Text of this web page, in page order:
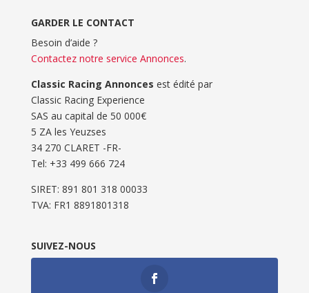
GARDER LE CONTACT
Besoin d’aide ?
Contactez notre service Annonces.
Classic Racing Annonces est édité par
Classic Racing Experience
SAS au capital de 50 000€
5 ZA les Yeuzses
34 270 CLARET -FR-
Tel: ‭+33 499 666 724‬
SIRET: 891 801 318 00033
TVA: FR1 8891801318
SUIVEZ-NOUS